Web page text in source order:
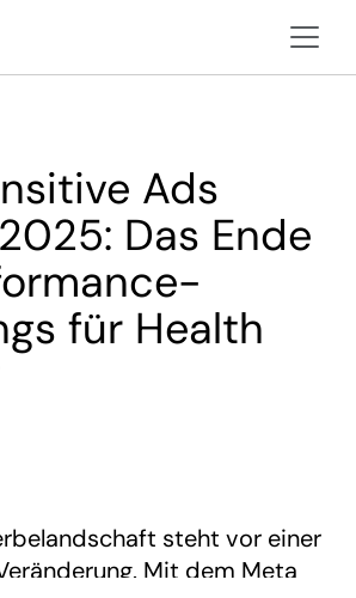
Ads
Das Ende
für Health
steht vor einer
Mit dem Meta